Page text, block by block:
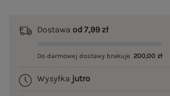
Dostawa od 7,99 zł
Do darmowej dostawy brakuje 200,00 zł
Wysyłka jutro